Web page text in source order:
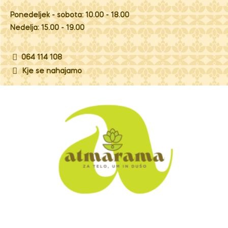
Ponedeljek - sobota: 10.00 - 18.00
Nedelja: 15.00 - 19.00
064 114 108
Kje se nahajamo